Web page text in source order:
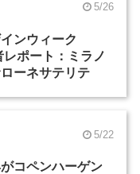
5/26
ンウィーク
ポート：ミラノ
ーネサテリテ
5/22
コペンハーゲン